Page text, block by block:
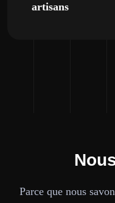
artisans
Parce que nous